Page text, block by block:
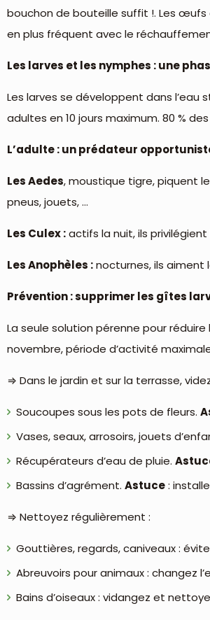
bouchon de bouteille suffit !. Les œufs
en plus fréquent avec le
Les larves et les nymphes : une
Les larves se développent dans
adultes en 10 jours maximum. 80 %
L’adulte : un prédateur
Les Aedes, moustique tigre, piquent
pneus, jouets, …
Les Culex :actifs la nuit, ils
Les Anophèles :nocturnes, ils aiment
Prévention : supprimer les gîtes
La seule solution pérenne pour
novembre, période d’activité
⇒ Dans le jardin et sur la terrasse,
Soucoupes sous les pots de fleurs.
Vases, seaux, arrosoirs, jouets
Récupérateurs d’eau de pluie.
Bassins d’agrément. Astuce:
⇒ Nettoyez régulièrement :
Gouttières, regards, caniveaux :
Abreuvoirs pour animaux : changez
Bains d’oiseaux : vidangez et